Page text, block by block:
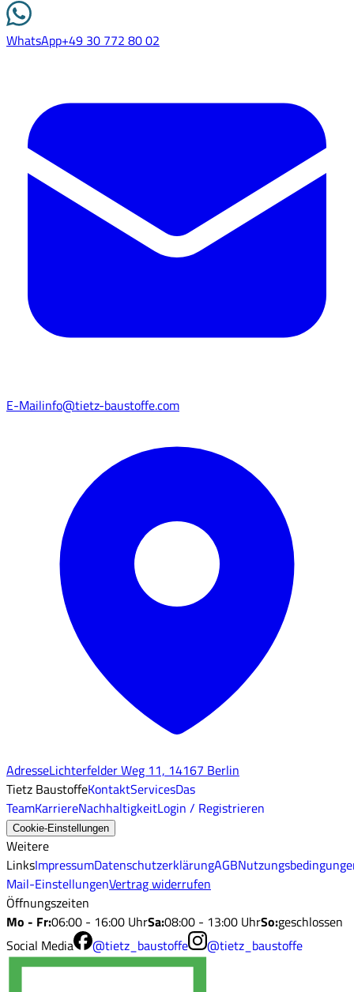
WhatsApp+49 30 772 80 02
E-Mailinfo@tietz-baustoffe.com
AdresseLichterfelder Weg 11, 14167 Berlin
Tietz BaustoffeKontaktServicesDas
TeamKarriereNachhaltigkeitLogin / Registrieren
Cookie-Einstellungen
Weitere
LinksImpressumDatenschutzerklärungAGB
Mail-EinstellungenVertrag widerrufen
Öffnungszeiten
Mo - Fr:06:00 - 16:00 UhrSa:08:00 - 13:00 UhrSo:geschlossen
Social Media
@tietz_baustoffe @tietz_baustoffe